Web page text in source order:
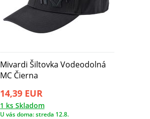
Mivardi Šiltovka Vodeodolná
MC Čierna
14,39 EUR
1 ks Skladom
U vás doma: streda 12.8.